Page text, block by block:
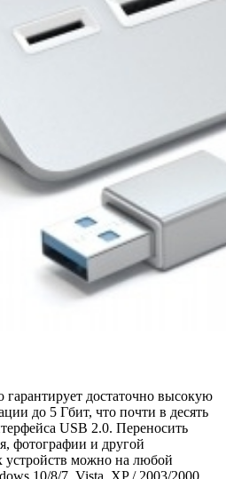
гарантирует достаточно высокую
до 5 Гбит, что почти в десять
USB 2.0. Переносить
фотографии и другой
устройств можно на любой
10/8/7, Vista, XP / 2003/2000,